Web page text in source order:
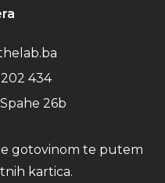
434
26b
gotovinom te putem
kartica.